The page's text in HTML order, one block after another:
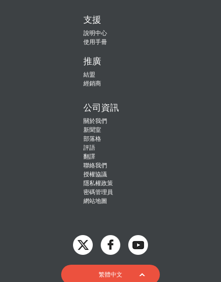
支援
說明中心
使用手冊
推廣
結盟
經銷商
公司資訊
關於我們
新聞室
部落格
評語
翻譯
聯絡我們
授權協議
隱私權政策
密碼管理員
網站地圖
繁體中文
English